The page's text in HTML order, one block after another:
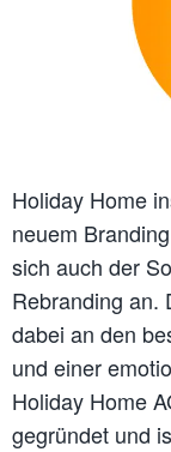
Holiday Home
neuem
sich auch der
Rebranding an.
dabei an den
und einer
Holiday Home
gegründet und